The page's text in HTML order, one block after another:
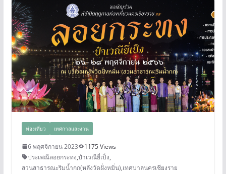
ท่องเที่ยว เทศกาลและงาน
6 พฤศจิกายน 2023
1175 Views
ประเพณีลอยกระทง,ป๋าเวณียี่เป็ง,
สวนสาธารณะริมน้ำกก(หลังวัดฝั่งหมิ่น),เทศบาลนครเชียงราย